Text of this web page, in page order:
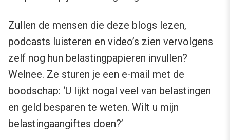
Zullen de mensen die deze blogs lezen,
podcasts luisteren en video’s zien vervolgens
zelf nog hun belastingpapieren invullen?
Welnee. Ze sturen je een e-mail met de
boodschap: ‘U lijkt nogal veel van belastingen
en geld besparen te weten. Wilt u mijn
belastingaangiftes doen?’